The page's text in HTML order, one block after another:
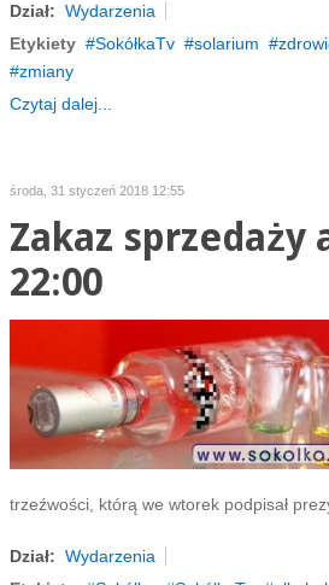
Dział: Wydarzenia
Etykiety
SokółkaTv solarium
zmiany
Czytaj dalej...
środa, 31 styczeń 2018 12:55
Zakaz sprzedaży
22:00
trzeźwości, którą we wtorek podpisał
Dział: Wydarzenia